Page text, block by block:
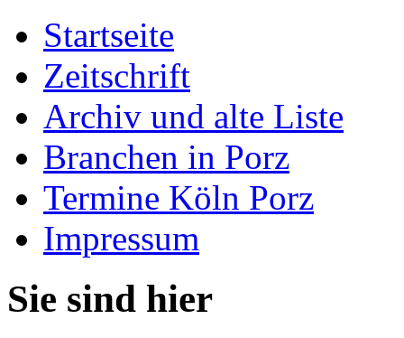
Startseite
Zeitschrift
Archiv und alte Liste
Branchen in Porz
Termine Köln Porz
Impressum
Sie sind hier